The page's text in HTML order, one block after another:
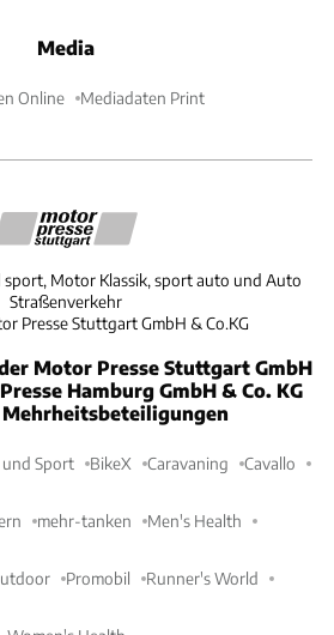
Media
Online Mediadaten Print
Motor Klassik, sport auto und Auto
Straßenverkehr
Presse Stuttgart GmbH & Co.KG
Motor Presse Stuttgart GmbH
Hamburg GmbH & Co. KG
Mehrheitsbeteiligungen
Sport BikeX Caravaning Cavallo
mehr-tanken Men's Health
Promobil Runner's World